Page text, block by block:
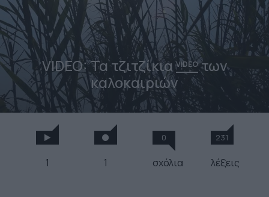
VIDEO: Τα τζιτζίκιαVIDEOτων
καλοκαιριών
1 1
0
σχόλια
231
λέξεις